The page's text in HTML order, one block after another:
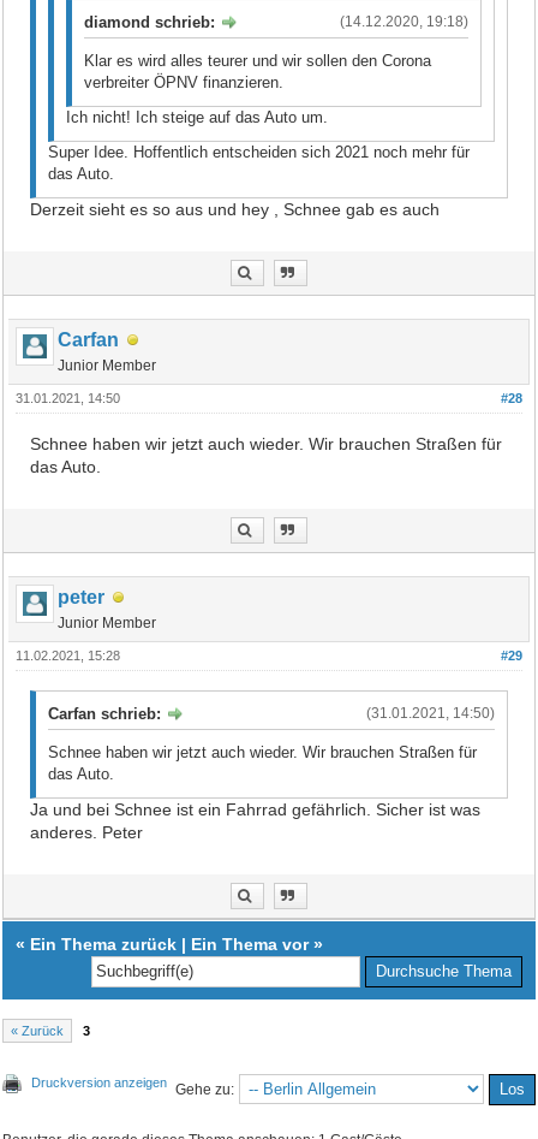
(14.12.2020, 19:18)
diamond schrieb:
Klar es wird alles teurer und wir sollen den Corona
verbreiter ÖPNV finanzieren.
Ich nicht! Ich steige auf das Auto um.
Super Idee. Hoffentlich entscheiden sich 2021 noch mehr für
das Auto.
Derzeit sieht es so aus und hey , Schnee gab es auch
Carfan
Junior Member
#28
31.01.2021, 14:50
Schnee haben wir jetzt auch wieder. Wir brauchen Straßen für
das Auto.
peter
Junior Member
#29
11.02.2021, 15:28
(31.01.2021, 14:50)
Carfan schrieb:
Schnee haben wir jetzt auch wieder. Wir brauchen Straßen für
das Auto.
Ja und bei Schnee ist ein Fahrrad gefährlich. Sicher ist was
anderes. Peter
« Ein Thema zurück | Ein Thema vor»
« Zurück 3
Druckversion anzeigen Gehe zu: